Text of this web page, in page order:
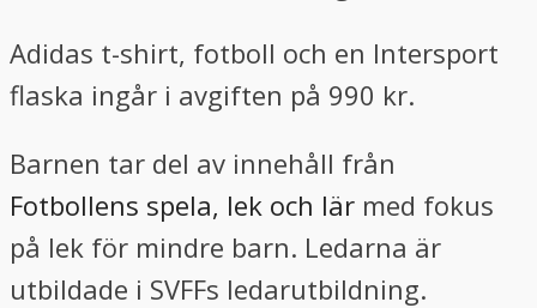
Adidas t-shirt, fotboll och en Intersport
flaska ingår i avgiften på 990 kr.
Barnen tar del av innehåll från
Fotbollens spela, lek och lär med fokus
på lek för mindre barn. Ledarna är
utbildade i SVFFs ledarutbildning.